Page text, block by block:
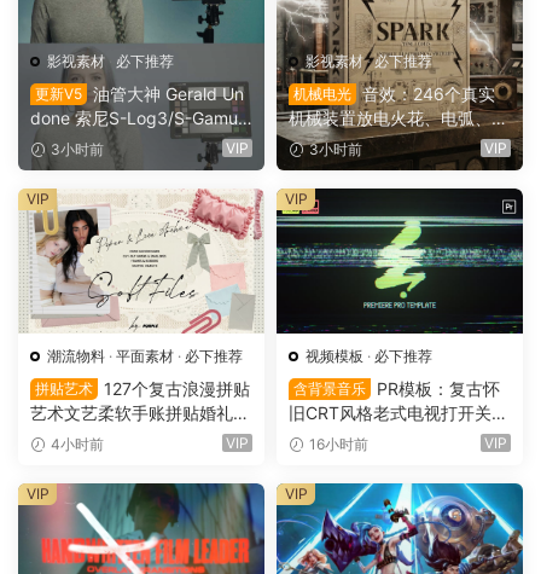
影视素材 · 必下推荐
更新V5 油管大神 Gerald Un
done 索尼S-Log3/S-Gamut
3.Cine素材色彩还原、监看L
UT调色预设 Gerald Undone
– S-Log3 LUT Pack（1260
2）
3小时前 VIP
影视素材·必下推荐
机械电光 音效：246个真实
机械装置放电火花、电弧、嗡
鸣、嗡鸣、机械激活冲击电影
游戏广告音效素材 SoundMor
ph SPARK（16153）
3小时前 VIP
潮流物料 · 平面素材 · 必下推荐
拼贴艺术
127个复古浪漫拼贴
艺术文艺柔软手账拼贴婚礼纸
张边框信封蕾丝蝴蝶结小物件
oft Files: Minimal Archive Co
llage（16152）
4小时前 VIP
VIP
视频模板 · 必下推荐
含背景音乐
PR模板：复古怀
旧CRT风格老式电视打开关闭
LOGO动画展示（16151）
16小时前 VIP
VIP
VIP VIP